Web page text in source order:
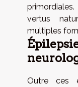
vertus
multiples
Outre ces